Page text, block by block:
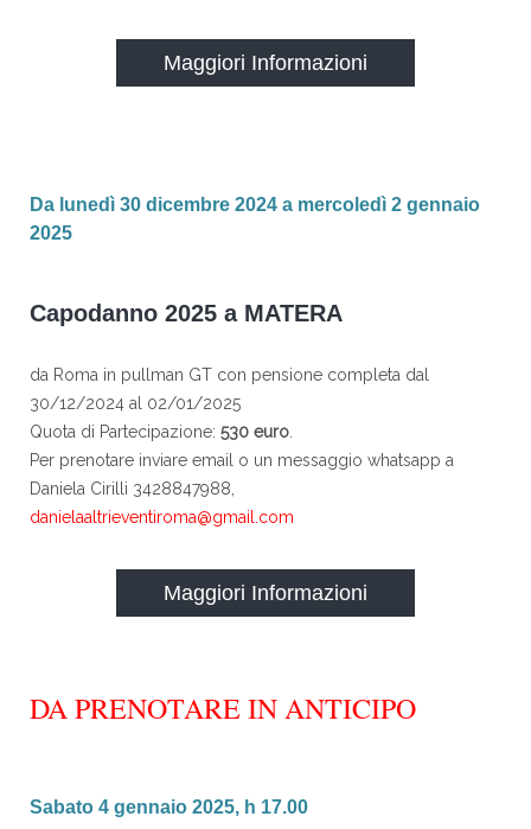
Maggiori Informazioni
Da lunedì 30 dicembre 2024 a mercoledì 2 gennaio
2025
Capodanno 2025 a MATERA
da Roma in pullman GT con pensione completa dal
30/12/2024 al 02/01/2025
Quota di Partecipazione: 530 euro.
Per prenotare inviare email o un messaggio whatsapp a
Daniela Cirilli 3428847988,
danielaaltrieventiroma@gmail.com
Maggiori Informazioni
DA PRENOTARE IN ANTICIPO
Sabato 4 gennaio 2025, h 17.00